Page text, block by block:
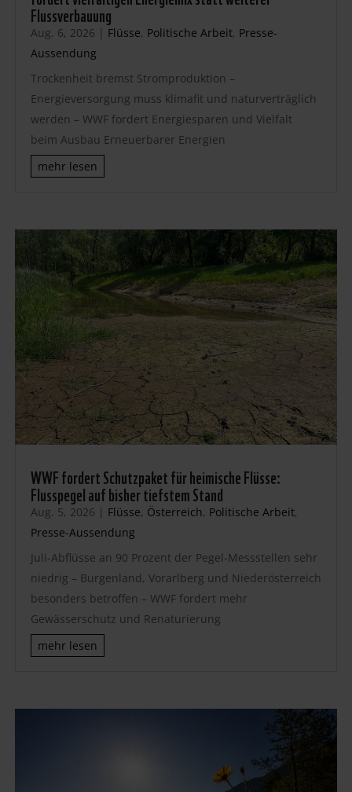
Flussverbauung
Aug. 6, 2026 | Flüsse, Politische Arbeit, Presse-
Aussendung
Trockenheit bremst Stromproduktion –
Energieversorgung muss klimafit und naturverträglich
werden – WWF fordert Energiesparen und Vielfalt
beim Ausbau Erneuerbarer Energien
mehr lesen
WWF fordert Schutzpaket für heimische Flüsse:
Flusspegel auf bisher tiefstem Stand
Aug. 5, 2026 | Flüsse, Österreich, Politische Arbeit,
Presse-Aussendung
Juli-Abflüsse an 90 Prozent der Pegel-Messstellen sehr
niedrig – Burgenland, Vorarlberg und Niederösterreich
besonders betroffen – WWF fordert mehr
Gewässerschutz und Renaturierung
mehr lesen